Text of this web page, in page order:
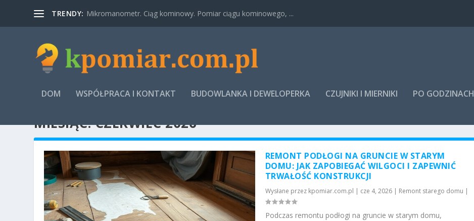
TRENDY: Mikromanometr. Ciąg kominowy. Pomiar ciągu kominowego, ...
DOM WSPÓŁPRACA I KONTAKT BUDOWLANKA I DEWELOPERKA CZUJNIKI I MIERNIKI PO GODZINACH
MIESIĄC:CZERWIEC 2026
REMONT PODŁOGI NA GRUNCIE W STARYM
DOMU: JAK ZAPOBIEGAĆ WILGOCI I ZAPEWNIĆ
TRWAŁOŚĆ KONSTRUKCJI
Wysłane przez kpomiar.com.pl | cze 4, 2026| Remont starego domu |
Podczas remontu podłogi na gruncie w starym domu,